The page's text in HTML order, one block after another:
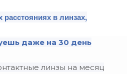
расстояниях в линзах,
даже на 30 день
линзы на месяц